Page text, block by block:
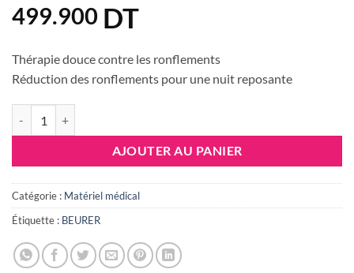
499.900 DT
Thérapie douce contre les ronflements
Réduction des ronflements pour une nuit reposante
AJOUTER AU PANIER
Catégorie : Matériel médical
Étiquette : BEURER